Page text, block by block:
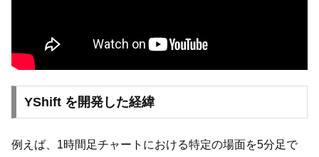
YShift を開発した経緯
例えば、1時間足チャートにおける特定の場面を5分足で